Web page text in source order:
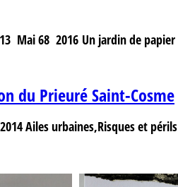
Mai 68 2016 Un jardin de papier
du Prieuré Saint-Cosme
2014Ailes urbaines,Risques et périls